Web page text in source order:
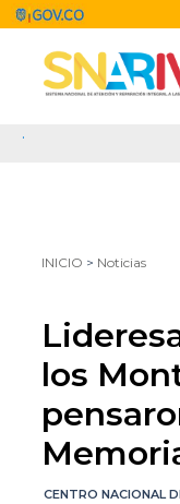
Pasar al contenido
.
INICIO > Noticias
los
CENTRO NACIONAL